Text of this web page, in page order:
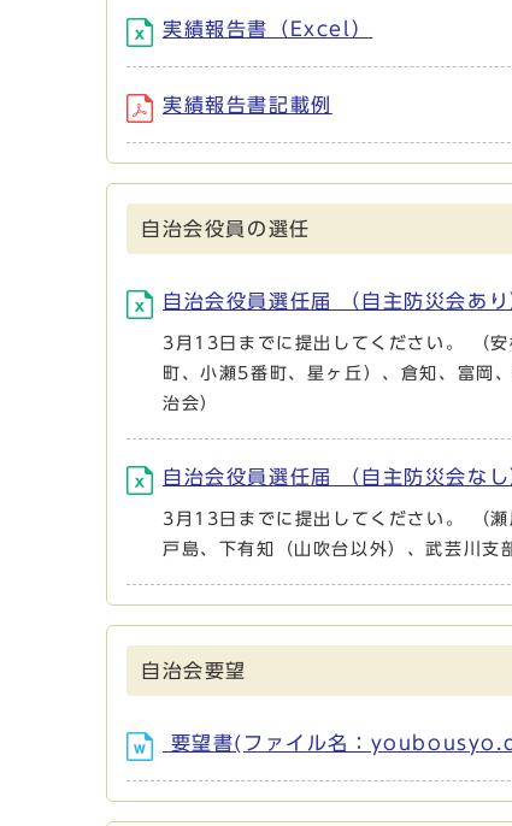
実績報告書（Excel）
実績報告書記載例
自治会役員の選任
自治会役員選任届 （自主防災会あ
3月13日までに提出してください。 （
町、小瀬5番町、星ヶ丘）、倉知、富岡
治会）
自治会役員選任届 （自主防災会な
3月13日までに提出してください。 （
戸島、下有知（山吹台以外）、武芸川支
自治会要望
要望書(ファイル名：